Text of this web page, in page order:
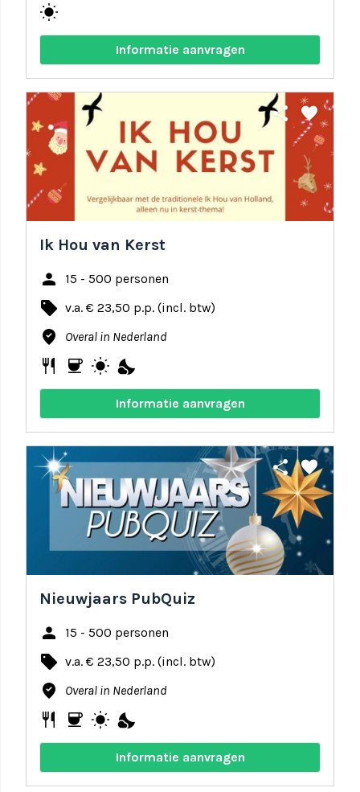
wb_sunny
Informatie aanvragen
share favorite
Ik Hou van Kerst
person 15 - 500 personen
local_offer v.a. € 23,50 p.p. (incl. btw)
where_to_vote Overal in Nederland
restaurant coffee wb_sunny nights_stay
Informatie aanvragen
share favorite
Nieuwjaars PubQuiz
person 15 - 500 personen
local_offer v.a. € 23,50 p.p. (incl. btw)
where_to_vote Overal in Nederland
restaurant coffee wb_sunny nights_stay
Informatie aanvragen